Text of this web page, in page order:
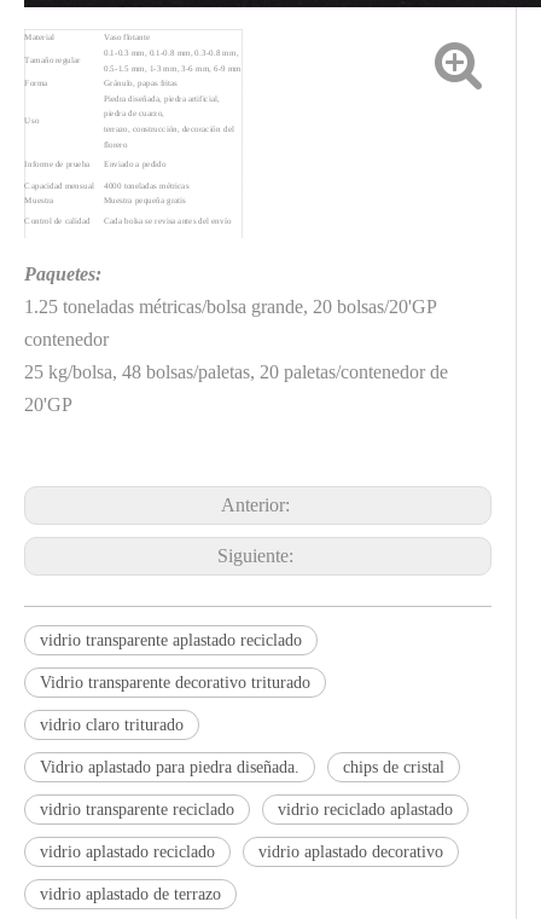
Material Vaso flotante
Tamaño regular
0.1-0.3 mm, 0.1-0.8 mm, 0.3-0.8 mm,
0.5-1.5 mm, 1-3 mm, 3-6 mm, 6-9 mm
Forma Gránulo, papas fritas
Uso
Piedra diseñada, piedra artificial,
piedra de cuarzo,
terrazo, construcción, decoración del
florero
Informe de prueba Enviado a pedido
Capacidad mensual
4000 toneladas métricas
Muestra
Muestra pequeña gratis
Control de calidad Cada bolsa se revisa antes del envío
Paquetes:
1.25 toneladas métricas/bolsa grande, 20 bolsas/20'GP
contenedor
25 kg/bolsa, 48 bolsas/paletas, 20 paletas/contenedor de
20'GP
Anterior:
Siguiente:
vidrio transparente aplastado reciclado
Vidrio transparente decorativo triturado
vidrio claro triturado
Vidrio aplastado para piedra diseñada. chips de cristal
vidrio transparente reciclado vidrio reciclado aplastado
vidrio aplastado reciclado vidrio aplastado decorativo
vidrio aplastado de terrazo